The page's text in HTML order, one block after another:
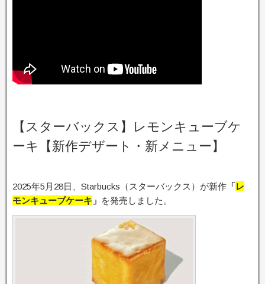
【スターバックス】レモンキューブケ
ーキ【新作デザート・新メニュー】
2025年5月28日、Starbucks（スターバックス）が新作 「レ
モンキューブケーキ 」 を発売しました。